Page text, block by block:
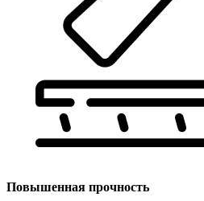
Повышенная прочность